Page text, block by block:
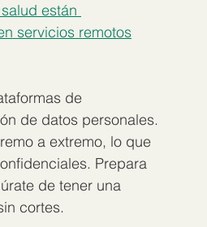
están
servicios remotos
de
de datos personales.
a extremo, lo que
Prepara
de tener una
cortes.